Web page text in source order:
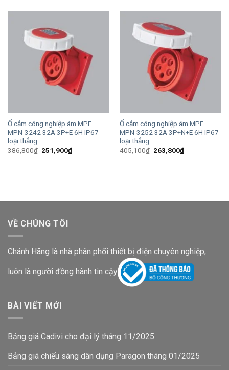
Ổ cắm công nghiệp âm MPE
MPN-3242 32A 3P+E 6H IP67
loại thẳng
386,800₫ Giá
251,900₫Giá
hiện
Ổ cắm công nghiệp âm MPE
MPN-3252 32A 3P+N+E 6H IP67
loại thẳng
405,100₫ Giá
263,800₫Giá
hiện
VỀ CHÚNG TÔI
Chánh Hãng là nhà phân phối thiết bị điện chuyên nghiệp,
luôn là người đồng hành tin cậy
BÀI VIẾT MỚI
Bảng giá Cadivi cho đại lý tháng 11/2025
Bảng giá chiếu sáng dân dụng Paragon tháng 01/2025